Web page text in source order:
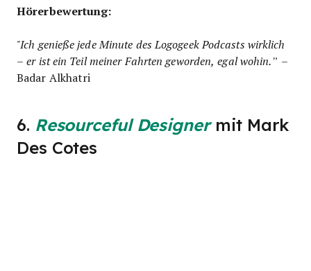
Hörerbewertung:
"Ich genieße jede Minute des Logogeek Podcasts wirklich
– er ist ein Teil meiner Fahrten geworden, egal wohin.” –
Badar Alkhatri
6. Resourceful Designermit Mark
Des Cotes